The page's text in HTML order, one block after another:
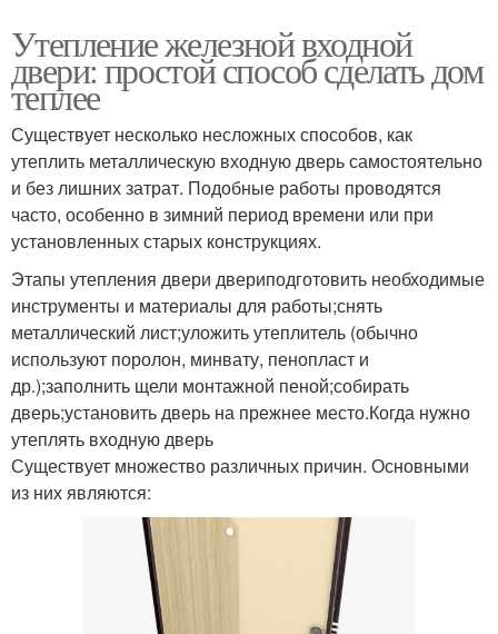
Утепление железной входной
двери: простой способ сделать дом
теплее
Существует несколько несложных способов, как
утеплить металлическую входную дверь самостоятельно
и без лишних затрат. Подобные работы проводятся
часто, особенно в зимний период времени или при
установленных старых конструкциях.
Этапы утепления двери двериподготовить необходимые
инструменты и материалы для работы;снять
металлический лист;уложить утеплитель (обычно
используют поролон, минвату, пенопласт и
др.);заполнить щели монтажной пеной;собирать
дверь;установить дверь на прежнее место.Когда нужно
утеплять входную дверь
Существует множество различных причин. Основными
из них являются: